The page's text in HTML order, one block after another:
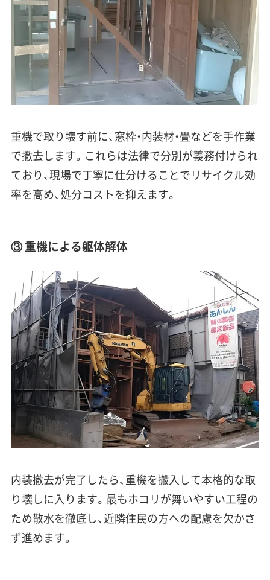
重機で取り壊す前に、窓枠・内装材・畳などを手作業
で撤去します。これらは法律で分別が義務付けられ
ており、現場で丁寧に仕分けることでリサイクル効
率を高め、処分コストを抑えます。
③ 重機による躯体解体
内装撤去が完了したら、重機を搬入して本格的な取
り壊しに入ります。最もホコリが舞いやすい工程の
ため散水を徹底し、近隣住民の方への配慮を欠かさ
ず進めます。